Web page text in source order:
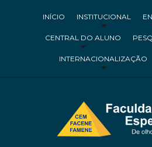
INÍCIO INSTITUCIONAL
CENTRAL DO ALUNO
INTERNACIONALIZAÇÃO